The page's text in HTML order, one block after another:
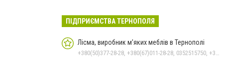
ПІДПРИЄМСТВА ТЕРНОПОЛЯ
Лісма, виробник м'яких меблів в Тернополі
+380(50)377-28-28, +380(67)011-28-28, 0352515750, +380(50)313-28-28, +380(50)338-27-33, +380(50)377-67-87